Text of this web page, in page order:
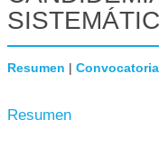
Resumen | Convocatoria
Resumen